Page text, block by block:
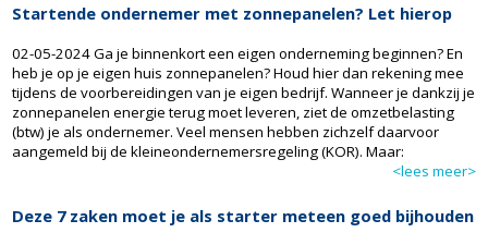
Startende ondernemer met zonnepanelen? Let hierop
02-05-2024 Ga je binnenkort een eigen onderneming beginnen? En
heb je op je eigen huis zonnepanelen? Houd hier dan rekening mee
tijdens de voorbereidingen van je eigen bedrijf. Wanneer je dankzij je
zonnepanelen energie terug moet leveren, ziet de omzetbelasting
(btw) je als ondernemer. Veel mensen hebben zichzelf daarvoor
aangemeld bij de kleineondernemersregeling (KOR). Maar:
<lees meer>
Deze 7 zaken moet je als starter meteen goed bijhouden